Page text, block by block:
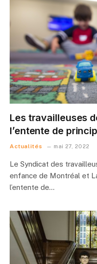
Les travailleuses
l’entente de
Actualités mai 27, 2022
Le Syndicat des
enfance de Montréal et
l’entente de…